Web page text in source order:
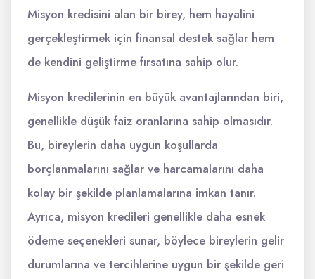
Misyon kredisini alan bir birey, hem hayalini
gerçekleştirmek için finansal destek sağlar hem
de kendini geliştirme fırsatına sahip olur.
Misyon kredilerinin en büyük avantajlarından biri,
genellikle düşük faiz oranlarına sahip olmasıdır.
Bu, bireylerin daha uygun koşullarda
borçlanmalarını sağlar ve harcamalarını daha
kolay bir şekilde planlamalarına imkan tanır.
Ayrıca, misyon kredileri genellikle daha esnek
ödeme seçenekleri sunar, böylece bireylerin gelir
durumlarına ve tercihlerine uygun bir şekilde geri